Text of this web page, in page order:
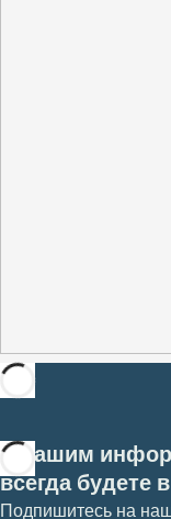
С нашим
всегда будете
Подпишитесь на